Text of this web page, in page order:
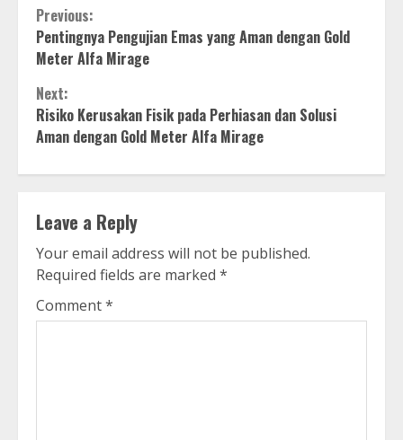
Continue
Reading
Previous:
Pentingnya Pengujian Emas yang Aman dengan Gold
Meter Alfa Mirage
Next:
Risiko Kerusakan Fisik pada Perhiasan dan Solusi
Aman dengan Gold Meter Alfa Mirage
Leave a Reply
Your email address will not be published.
Required fields are marked *
Comment*